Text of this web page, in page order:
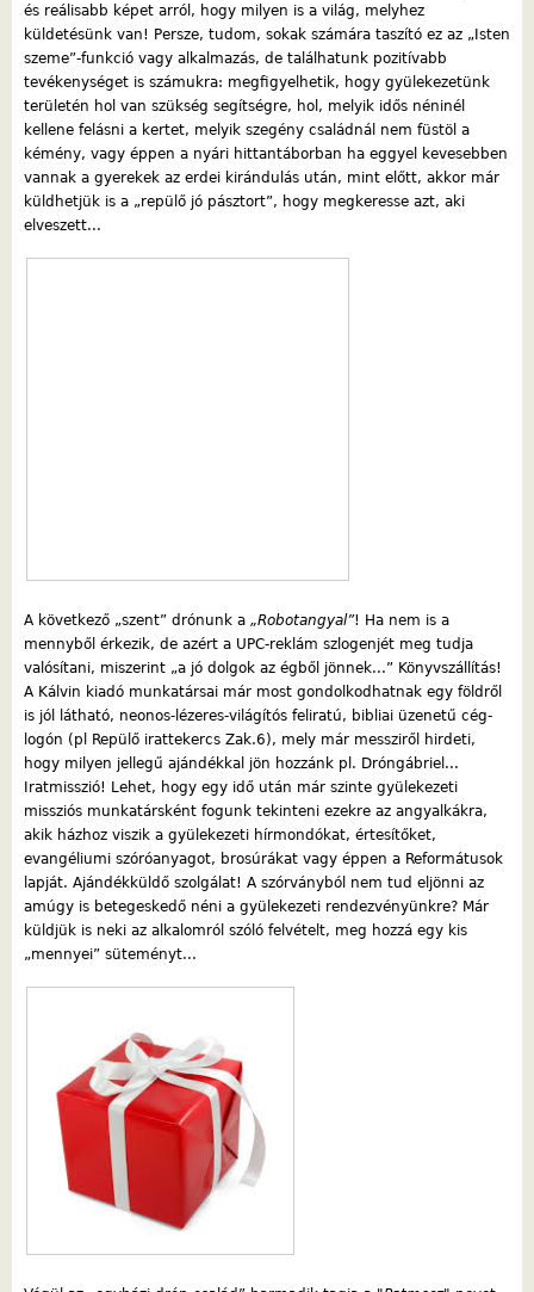
és reálisabb képet arról, hogy milyen is a világ, melyhez
küldetésünk van! Persze, tudom, sokak számára taszító ez az „Isten
szeme”-funkció vagy alkalmazás, de találhatunk pozitívabb
tevékenységet is számukra: megfigyelhetik, hogy gyülekezetünk
területén hol van szükség segítségre, hol, melyik idős néninél
kellene felásni a kertet, melyik szegény családnál nem füstöl a
kémény, vagy éppen a nyári hittantáborban ha eggyel kevesebben
vannak a gyerekek az erdei kirándulás után, mint előtt, akkor már
küldhetjük is a „repülő jó pásztort”, hogy megkeresse azt, aki
elveszett...
A következő „szent” drónunk a „Robotangyal”! Ha nem is a
mennyből érkezik, de azért a UPC-reklám szlogenjét meg tudja
valósítani, miszerint „a jó dolgok az égből jönnek...” Könyvszállítás!
A Kálvin kiadó munkatársai már most gondolkodhatnak egy földről
is jól látható, neonos-lézeres-világítós feliratú, bibliai üzenetű cég-
logón (pl Repülő irattekercs Zak.6), mely már messziről hirdeti,
hogy milyen jellegű ajándékkal jön hozzánk pl. Dróngábriel...
Iratmisszió! Lehet, hogy egy idő után már szinte gyülekezeti
missziós munkatársként fogunk tekinteni ezekre az angyalkákra,
akik házhoz viszik a gyülekezeti hírmondókat, értesítőket,
evangéliumi szóróanyagot, brosúrákat vagy éppen a Reformátusok
lapját. Ajándékküldő szolgálat! A szórványból nem tud eljönni az
amúgy is betegeskedő néni a gyülekezeti rendezvényünkre? Már
küldjük is neki az alkalomról szóló felvételt, meg hozzá egy kis
„mennyei” süteményt...